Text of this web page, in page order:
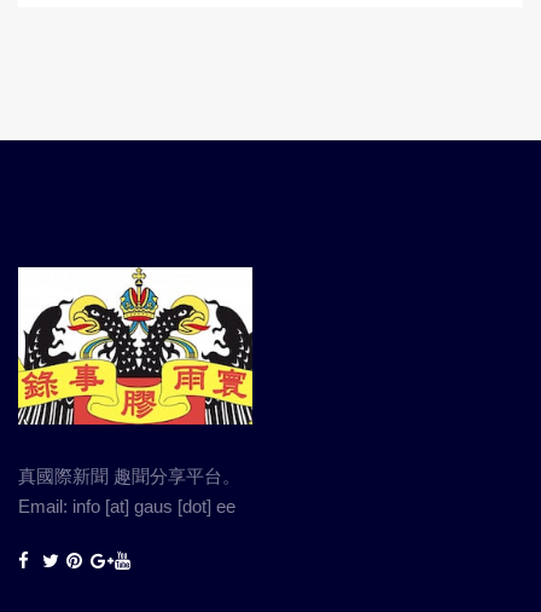
真國際新聞 趣聞分享平台。
Email: info [at] gaus [dot] ee